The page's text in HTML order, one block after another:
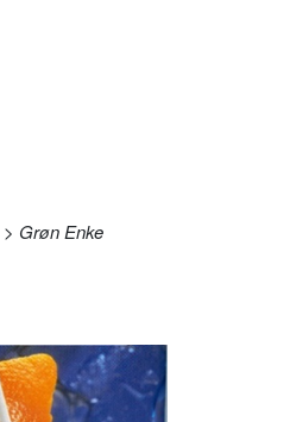
> Grøn Enke